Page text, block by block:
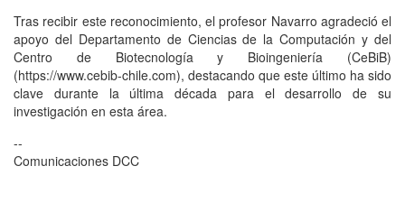
Tras recibir este reconocimiento, el profesor Navarro agradeció el
apoyo del Departamento de Ciencias de la Computación y del
Centro de Biotecnología y Bioingeniería (CeBiB)
(https://www.cebib-chile.com), destacando que este último ha sido
clave durante la última década para el desarrollo de su
investigación en esta área.
--
Comunicaciones DCC